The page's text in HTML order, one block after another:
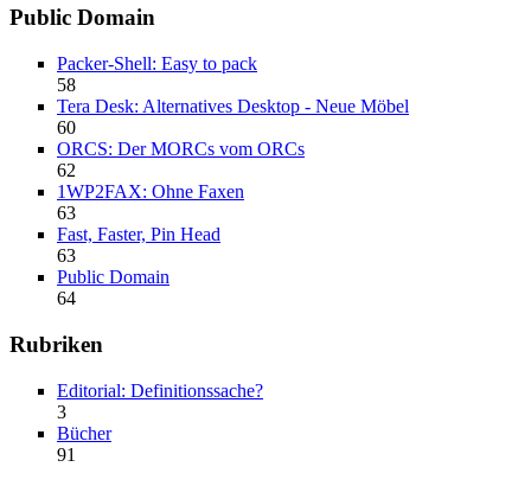
Public Domain
Packer-Shell: Easy to pack
58
Tera Desk: Alternatives Desktop - Neue Möbel
60
ORCS: Der MORCs vom ORCs
62
1WP2FAX: Ohne Faxen
63
Fast, Faster, Pin Head
63
Public Domain
64
Rubriken
Editorial: Definitionssache?
3
Bücher
91